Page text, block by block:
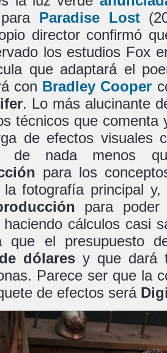
Paradise Lost
director confirmó
los estudios Fox
que adaptará el
con Bradley Cooper
. Lo más alucinante
técnicos que comenta
de efectos visuales
de nada menos
para los
fotografía principal
para poder
cálculos casi
que el presupuesto
dólares y que dará
Parece ser que la
de efectos será